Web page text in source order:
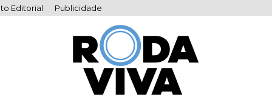
Editorial Publicidade